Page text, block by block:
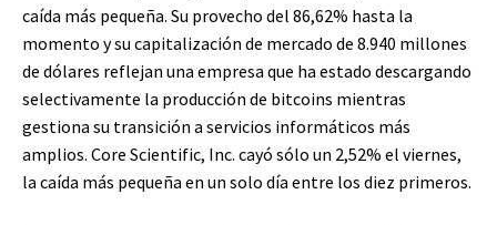
caída más pequeña. Su provecho del 86,62% hasta la
momento y su capitalización de mercado de 8.940 millones
de dólares reflejan una empresa que ha estado descargando
selectivamente la producción de bitcoins mientras
gestiona su transición a servicios informáticos más
amplios. Core Scientific, Inc. cayó sólo un 2,52% el viernes,
la caída más pequeña en un solo día entre los diez primeros.